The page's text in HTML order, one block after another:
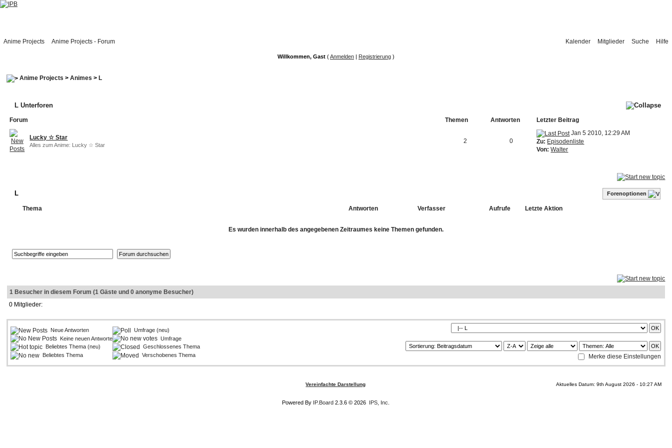
Anime Projects Anime Projects - Forum Hilfe
Suche
Mitglieder
Kalender
Willkommen, Gast (Anmelden | Registrierung )
Anime Projects >Animes > L
L Unterforen
Forum Themen Antworten Letzter Beitrag
Lucky ☆ Star
Alles zum Anime: Lucky ☆ Star
2 0
Jan 5 2010, 12:29 AM
Zu: Episodenliste
Von: Walter
L Forenoptionen
Thema Antworten Verfasser Aufrufe Letzte Aktion
Es wurden innerhalb des angegebenen Zeitraumes keine Themen gefunden.
1 Besucher in diesem Forum (1 Gäste und 0 anonyme Besucher)
0 Mitglieder:
Neue Antworten
Keine neuen Antworten
Beliebtes Thema (neu)
Beliebtes Thema
Umfrage (neu)
Umfrage
Geschlossenes Thema
Verschobenes Thema
Merke diese Einstellungen
Vereinfachte Darstellung Aktuelles Datum: 9th August 2026 - 10:27 AM
Powered By IP.Board 2.3.6 © 2026 IPS, Inc